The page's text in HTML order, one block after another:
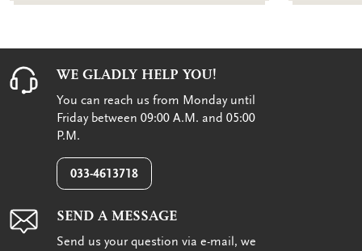
WE GLADLY HELP YOU!
You can reach us from Monday until
Friday between 09:00 A.M. and 05:00
P.M.
033-4613718
SEND A MESSAGE
Send us your question via e-mail, we